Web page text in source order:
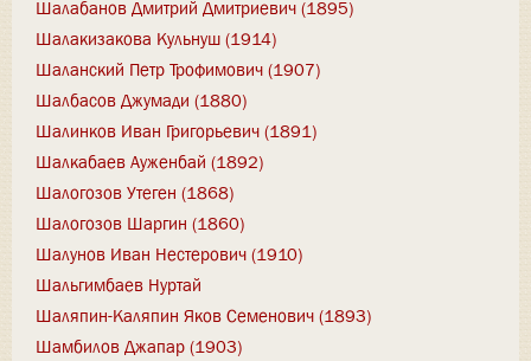
Шалабанов Дмитрий Дмитриевич (1895)
Шалакизакова Кульнуш (1914)
Шаланский Петр Трофимович (1907)
Шалбасов Джумади (1880)
Шалинков Иван Григорьевич (1891)
Шалкабаев Ауженбай (1892)
Шалогозов Утеген (1868)
Шалогозов Шаргин (1860)
Шалунов Иван Нестерович (1910)
Шальгимбаев Нуртай
Шаляпин-Каляпин Яков Семенович (1893)
Шамбилов Джапар (1903)